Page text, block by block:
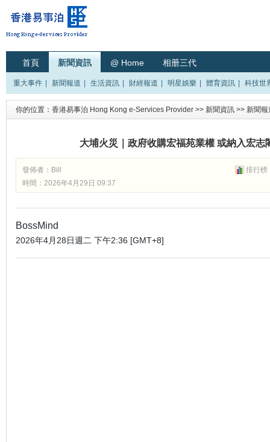
首頁 新聞資訊 @ Home 相册三代
重大事件 新聞報道 生活資訊 財經報道 明星娛樂 體育資訊 科技世
你的位置： 香港易事泊 Hong Kong e-Services Provider >> 新聞資訊 >> 新聞報
大埔火災｜政府收購宏福苑業權 或納入宏志
排行榜
發佈者： Bill
時間：2026年4月29日 09:37
BossMind
2026年4月28日週二 下午2:36 [GMT+8]